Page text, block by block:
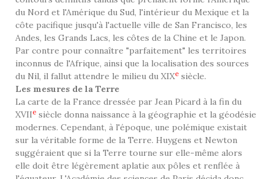
du Nord et l'Amérique du Sud, l'intérieur du Mexique et la
côte pacifique jusqu'à l'actuelle ville de San Francisco, les
Andes, les Grands Lacs, les côtes de la Chine et le Japon.
Par contre pour connaître "parfaitement" les territoires
inconnus de l'Afrique, ainsi que la localisation des sources
du Nil, il fallut attendre le milieu du XIXe siècle.
Les mesures de la Terre
La carte de la France dressée par Jean Picard à la fin du
XVIIe siècle donna naissance à la géographie et la géodésie
modernes. Cependant, à l'époque, une polémique existait
sur la véritable forme de la Terre. Huygens et Newton
suggéraient que si la Terre tourne sur elle-même alors
elle doit être légèrement aplatie aux pôles et renflée à